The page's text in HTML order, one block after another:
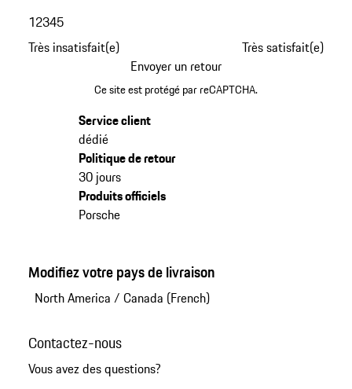
Très insatisfait(e)
12345
Très satisfait(e)
Envoyer un retour
Ce site est protégé par reCAPTCHA.
Service client
dédié
Politique de retour
30 jours
Produits officiels
Porsche
Modifiez votre pays de livraison
North America / Canada (French)
Contactez-nous
Vous avez des questions?